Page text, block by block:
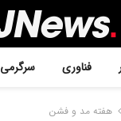
فناوری سرگرمی
هفته مد و فشن